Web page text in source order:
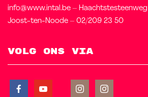
info@www.intal.be –
Joost-ten-Noode – 02/209 23 50
Volg ons via